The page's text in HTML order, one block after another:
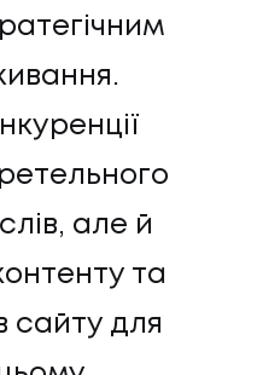
але й
та
сайту для